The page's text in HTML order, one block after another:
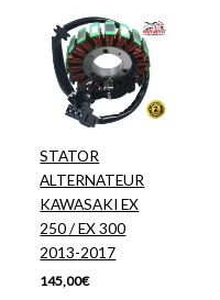
STATOR
ALTERNATEUR
KAWASAKI EX
250 / EX 300
2013-2017
145,00€